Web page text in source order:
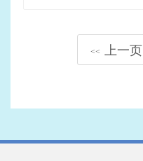
<< 上一页